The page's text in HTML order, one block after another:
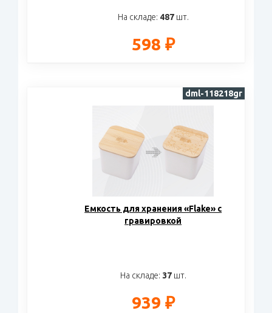
На складе: 487шт.
598 ₽
Eмкость для хранения «Flake» с
гравировкой
На складе: 37шт.
939 ₽
dml-118218gr